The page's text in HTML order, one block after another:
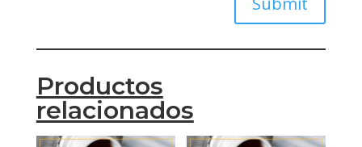
Productos
relacionados